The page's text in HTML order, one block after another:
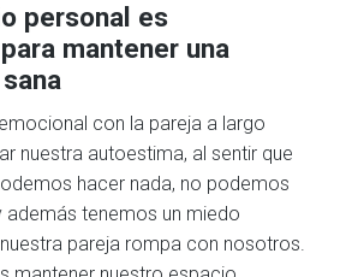
personal es
mantener una
con la pareja a largo
nuestra autoestima, al sentir que
hacer nada, no podemos
además tenemos un miedo
pareja rompa con nosotros.